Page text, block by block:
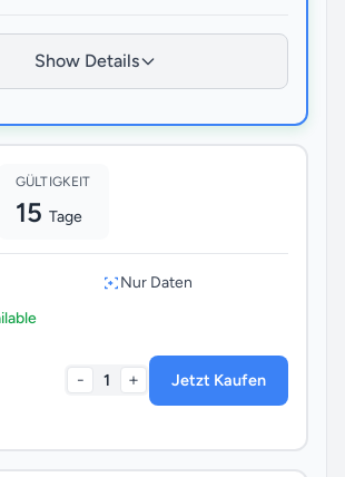
Show Details
GÜLTIGKEIT
15 Tage
Nur Daten
- 1 + Jetzt Kaufen